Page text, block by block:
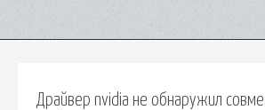
Драйвер nvidia не обнаружил